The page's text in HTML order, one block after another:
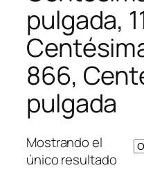
pulgada,
866,
pulgada
Mostrando el
único resultado